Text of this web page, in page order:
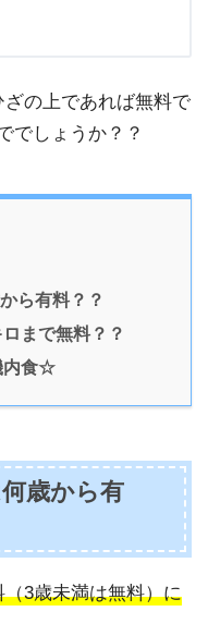
の上であれば無料で
でしょうか？？
ら有料？？
まで無料？？
内食☆
歳から有
3歳未満は無料）に